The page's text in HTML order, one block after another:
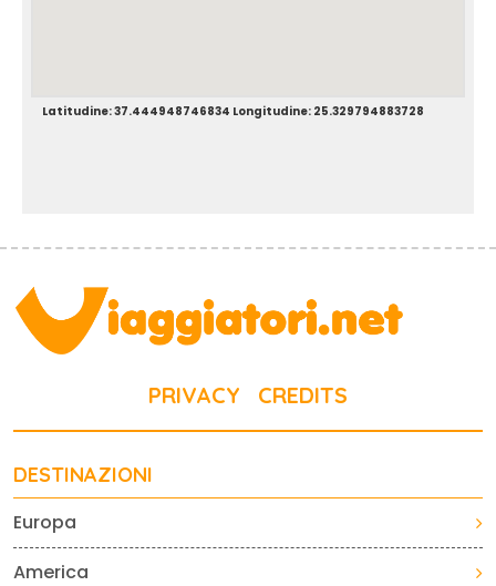
Latitudine: 37.444948746834 Longitudine: 25.329794883728
PRIVACY CREDITS
DESTINAZIONI
Europa
America